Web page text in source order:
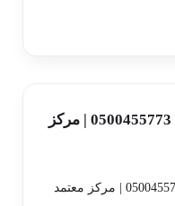
صيانة مجففات الملابس بابها | 0500455773 | مركز